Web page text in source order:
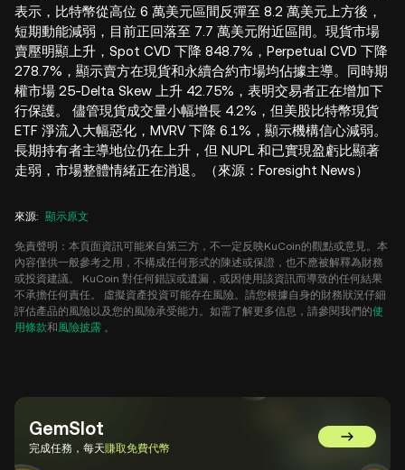
表示，比特幣從高位 6 萬美元區間反彈至 8.2 萬美元上方後，
短期動能減弱，目前正回落至 7.7 萬美元附近區間。現貨市場
賣壓明顯上升，Spot CVD 下降 848.7%，Perpetual CVD 下降
278.7%，顯示賣方在現貨和永續合約市場均佔據主導。同時期
權市場 25-Delta Skew 上升 42.75%，表明交易者正在增加下
行保護。 儘管現貨成交量小幅增長 4.2%，但美股比特幣現貨
ETF 淨流入大幅惡化，MVRV 下降 6.1%，顯示機構信心減弱。
長期持有者主導地位仍在上升，但 NUPL 和已實現盈虧比顯著
走弱，市場整體情緒正在消退。（來源：Foresight News）
來源: 顯示原文
免責聲明：本頁面資訊可能來自第三方，不一定反映KuCoin的觀點或意見。本
內容僅供一般參考之用，不構成任何形式的陳述或保證，也不應被解釋為財務
或投資建議。 KuCoin 對任何錯誤或遺漏，或因使用該資訊而導致的任何結果
不承擔任何責任。 虛擬資產投資可能存在風險。請您根據自身的財務狀況仔細
評估產品的風險以及您的風險承受能力。如需了解更多信息，請參閱我們的使
用條款和風險披露 。
GemSlot
完成任務，每天賺取免費代幣 前往